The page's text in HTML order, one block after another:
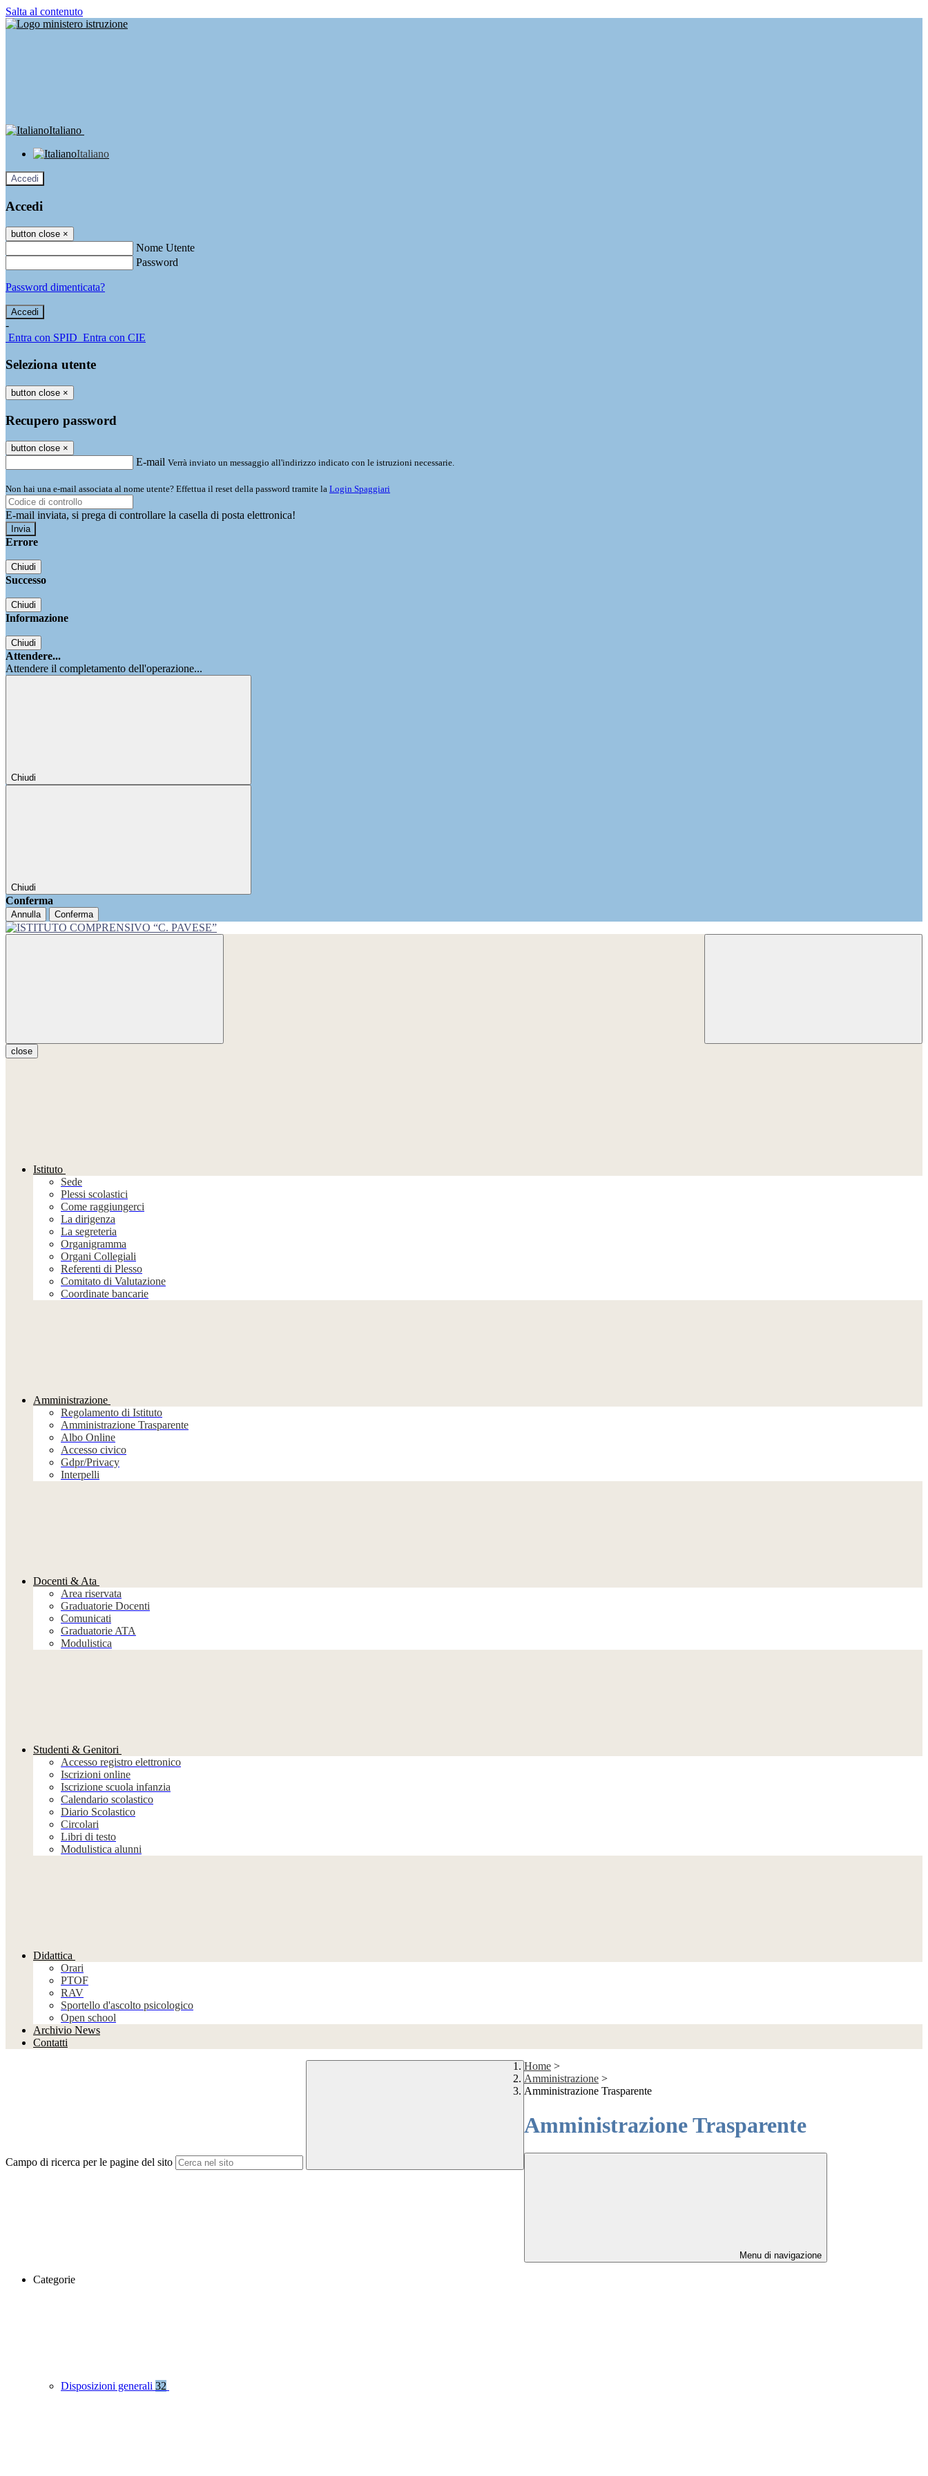
Salta al contenuto
Italiano
Italiano
Accedi
Accedi
button close ×
Nome Utente
Password
Password dimenticata?
-
Entra con SPID Entra con CIE
Seleziona utente
button close ×
Recupero password
button close ×
E-mail Verrà inviato un messaggio all'indirizzo indicato con le istruzioni necessarie.
Non hai una e-mail associata al nome utente? Effettua il reset della password tramite la Login Spaggiari
E-mail inviata, si prega di controllare la casella di posta elettronica!
Errore
Chiudi
Successo
Chiudi
Informazione
Chiudi
Attendere...
Attendere il completamento dell'operazione...
Chiudi
Chiudi
Conferma
Annulla Conferma
close
Istituto
Sede
Plessi scolastici
Come raggiungerci
La dirigenza
La segreteria
Organigramma
Organi Collegiali
Referenti di Plesso
Comitato di Valutazione
Coordinate bancarie
Amministrazione
Regolamento di Istituto
Amministrazione Trasparente
Albo Online
Accesso civico
Gdpr/Privacy
Interpelli
Docenti & Ata
Area riservata
Graduatorie Docenti
Comunicati
Graduatorie ATA
Modulistica
Studenti & Genitori
Accesso registro elettronico
Iscrizioni online
Iscrizione scuola infanzia
Calendario scolastico
Diario Scolastico
Circolari
Libri di testo
Modulistica alunni
Didattica
Orari
PTOF
RAV
Sportello d'ascolto psicologico
Open school
Archivio News
Contatti
Campo di ricerca per le pagine del sito
Home >
Amministrazione >
Amministrazione Trasparente
Amministrazione Trasparente
Menu di navigazione
Categorie
Disposizioni generali 32